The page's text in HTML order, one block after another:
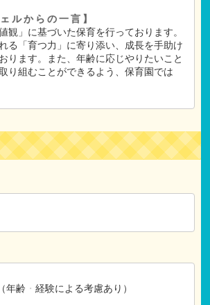
ルからの一言】
観」に基づいた保育を行っております。
る「育つ力」に寄り添い、成長を手助け
ります。また、年齢に応じやりたいこと
り組むことができるよう、保育園では
施設（幼稚園、保育園、高齢施設、学童保
十分な
境が整っております
年齢 ・ 経験による考慮あり）